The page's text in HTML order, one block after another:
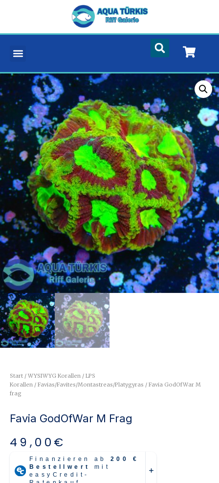
Start / WYSIWYG Korallen / LPS
Korallen / Favias/Favites/Montastreas/Platygyras / Favia GodOfWar M
frag
Favia GodOfWar M Frag
49,00 €